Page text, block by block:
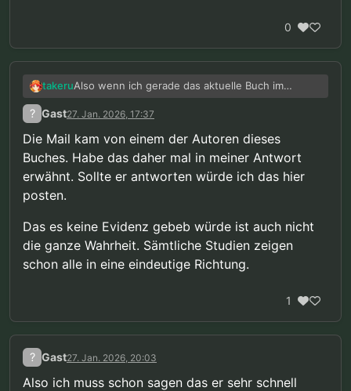
0
takeruAlso wenn ich gerade das aktuelle Buch im
Rückgedanke habe, ist das aber das komplette
gegenteil was man in letzter Zeit von KtW gehört
? Gast27. Jan. 2026, 17:37
Die Mail kam von einem der Autoren dieses
Buches. Habe das daher mal in meiner Antwort
erwähnt. Sollte er antworten würde ich das hier
posten.
Das es keine Evidenz gebeb würde ist auch nicht
die ganze Wahrheit. Sämtliche Studien zeigen
schon alle in eine eindeutige Richtung.
1
? Gast27. Jan. 2026, 20:03
Also ich muss schon sagen das er sehr schnell